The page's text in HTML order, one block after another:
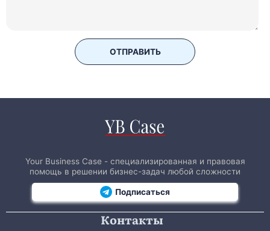
ОТПРАВИТЬ
Your Business Case - специализированная и правовая
помощь в решении бизнес-задач любой сложности
Подписаться
Контакты